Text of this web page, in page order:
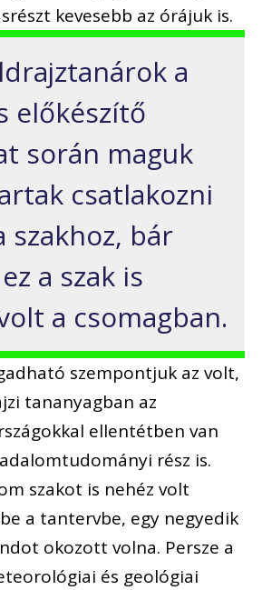
kevesebb az órájuk is.
a
előkészítő
során maguk
csatlakozni
szakhoz, bár
a szak is
a csomagban.
szempontjuk az volt,
tananyagban az
ellentétben van
rész is.
szakot is nehéz volt
a tantervbe, egy negyedik
okozott volna. Persze a
és geológiai